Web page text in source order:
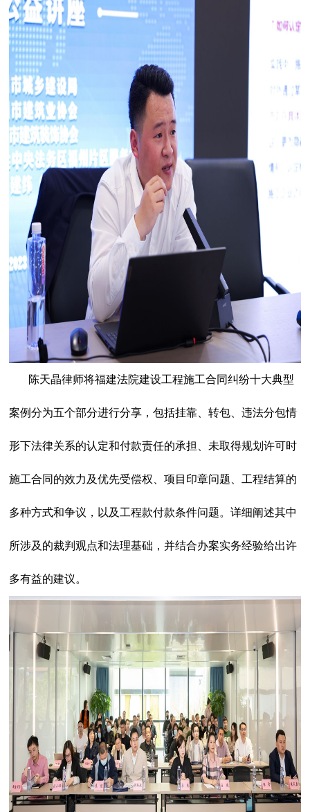
陈天晶律师将福建法院建设工程施工合同纠纷十大典型
案例分为五个部分进行分享，包括挂靠、转包、违法分包情
形下法律关系的认定和付款责任的承担、未取得规划许可时
施工合同的效力及优先受偿权、项目印章问题、工程结算的
多种方式和争议，以及工程款付款条件问题。详细阐述其中
所涉及的裁判观点和法理基础，并结合办案实务经验给出许
多有益的建议。